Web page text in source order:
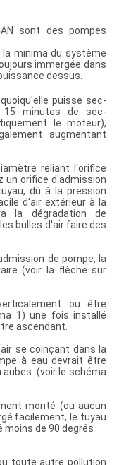
sont des pompes
minima du système
immergée dans
dessus.
puisse sec-
15 minutes de sec-
le moteur),
augmentant
reliant l'orifice
un orifice d'admission
dû à la pression
d'air extérieur à la
la dégradation de
bulles d'air faire des
de pompe, la
(voir la flèche sur
ou être
1) une fois installé
ascendant.
se coinçant dans la
à eau devrait être
(voir le schéma
monté (ou aucun
facilement, le tuyau
moins de 90 degrés
toute autre pollution